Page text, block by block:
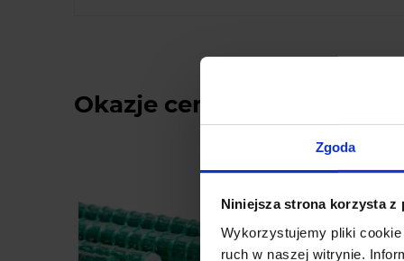
Zgoda
Niniejsza strona korzysta z
Wykorzystujemy pliki
ruch w naszej witrynie.
Okazje cenowe